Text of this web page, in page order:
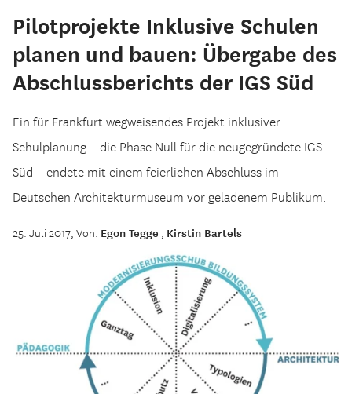
Pilotprojekte Inklusive Schulen
planen und bauen: Übergabe des
Abschlussberichts der IGS Süd
Ein für Frankfurt wegweisendes Projekt inklusiver
Schulplanung – die Phase Null für die neugegründete IGS
Süd – endete mit einem feierlichen Abschluss im
Deutschen Architekturmuseum vor geladenem Publikum.
25. Juli 2017; Von: Egon Tegge , Kirstin Bartels